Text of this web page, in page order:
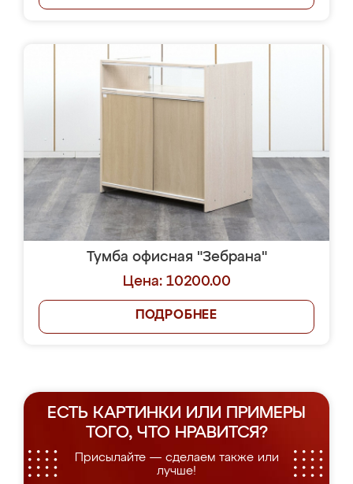
Тумба офисная "Зебрана"
Цена: 10200.00
ПОДРОБНЕЕ
ЕСТЬ КАРТИНКИ ИЛИ ПРИМЕРЫ
ТОГО, ЧТО НРАВИТСЯ?
Присылайте — сделаем также или
лучше!